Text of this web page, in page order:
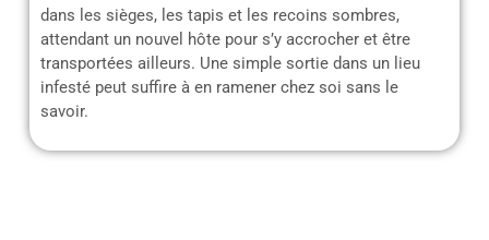
dans les sièges, les tapis et les recoins sombres,
attendant un nouvel hôte pour s’y accrocher et être
transportées ailleurs. Une simple sortie dans un lieu
infesté peut suffire à en ramener chez soi sans le
savoir.